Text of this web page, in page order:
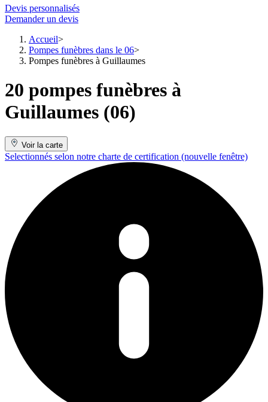
Devis personnalisés
Demander un devis
Accueil
Pompes funèbres dans le 06
Pompes funèbres à Guillaumes
20 pompes funèbres à
Guillaumes (06)
Voir la carte
Selectionnés selon notre charte de certification (nouvelle fenêtre)